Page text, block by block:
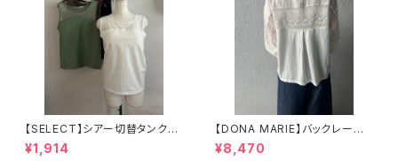
【SELECT】シアー切替タンクト
ップ 25-0600
¥1,914
【DONA MARIE】バックレース
シャツ
¥8,470